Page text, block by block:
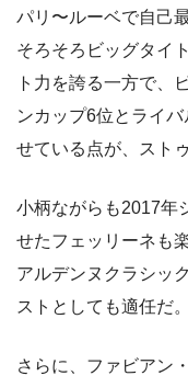
パリ〜ルーベで自己
そろそろビッグタイ
ト力を誇る一方で、
ンカップ6位とライ
せている点が、スト
小柄ながらも2017年
せたフェッリーネも
アルデンヌクラシッ
ストとしても適任だ。
さらに、ファビアン